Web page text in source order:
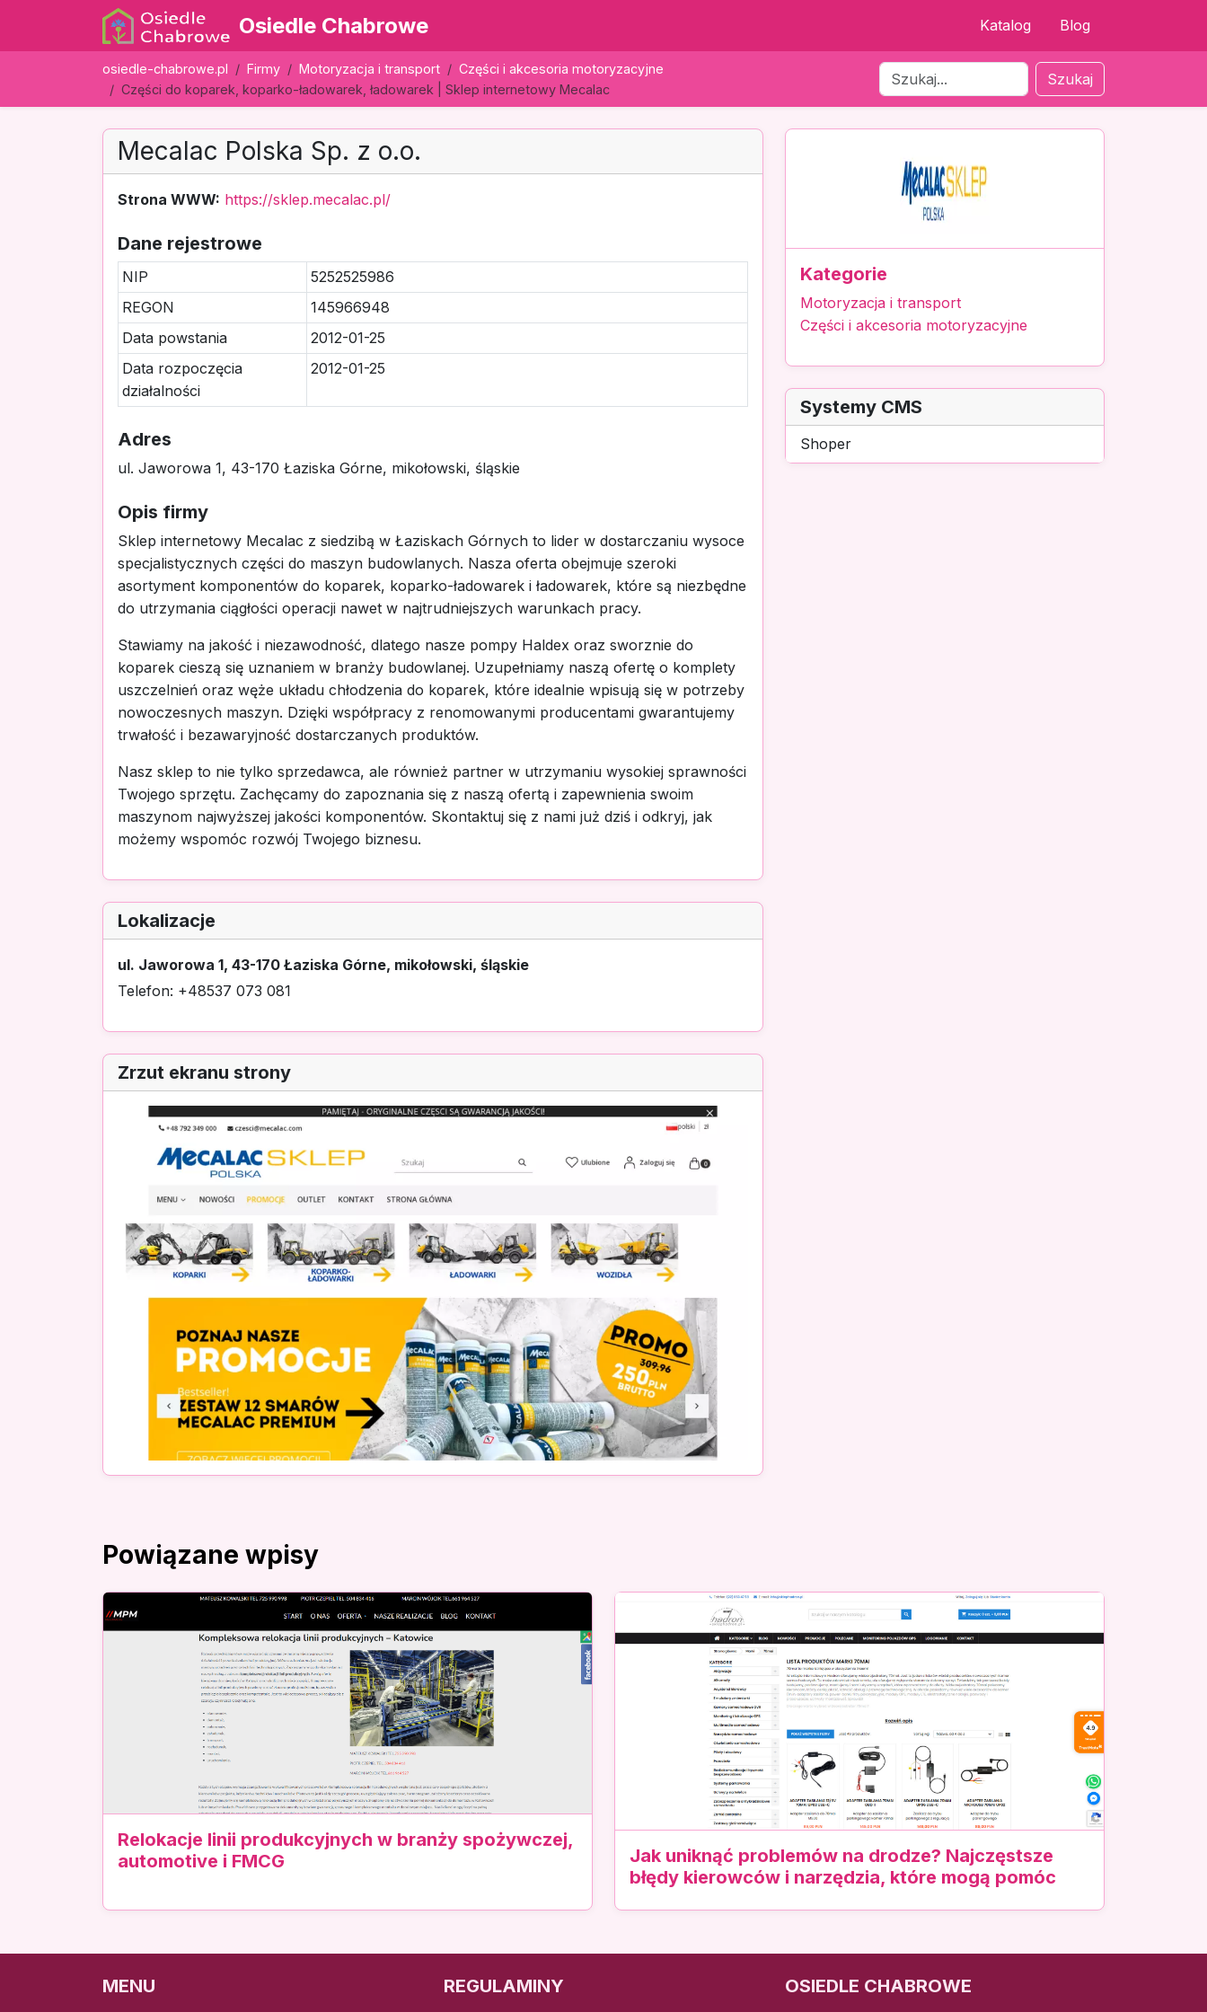
Osiedle Chabrowe Katalog Blog
osiedle-chabrowe.pl Firmy Motoryzacja i transport
Części i akcesoria motoryzacyjne
Części do koparek, koparko-ładowarek, ładowarek | Sklep internetowy Mecalac
Szukaj
Mecalac Polska Sp. z o.o.
Strona WWW: https://sklep.mecalac.pl/
Dane rejestrowe
NIP
5252525986
REGON
145966948
Data powstania
2012-01-25
Data rozpoczęcia
działalności
2012-01-25
Adres
ul. Jaworowa 1, 43-170 Łaziska Górne, mikołowski, śląskie
Opis firmy
Sklep internetowy Mecalac z siedzibą w Łaziskach Górnych to lider w dostarczaniu wysoce
specjalistycznych części do maszyn budowlanych. Nasza oferta obejmuje szeroki
asortyment komponentów do koparek, koparko-ładowarek i ładowarek, które są niezbędne
do utrzymania ciągłości operacji nawet w najtrudniejszych warunkach pracy.
Stawiamy na jakość i niezawodność, dlatego nasze pompy Haldex oraz sworznie do
koparek cieszą się uznaniem w branży budowlanej. Uzupełniamy naszą ofertę o komplety
uszczelnień oraz węże układu chłodzenia do koparek, które idealnie wpisują się w potrzeby
nowoczesnych maszyn. Dzięki współpracy z renomowanymi producentami gwarantujemy
trwałość i bezawaryjność dostarczanych produktów.
Nasz sklep to nie tylko sprzedawca, ale również partner w utrzymaniu wysokiej sprawności
Twojego sprzętu. Zachęcamy do zapoznania się z naszą ofertą i zapewnienia swoim
maszynom najwyższej jakości komponentów. Skontaktuj się z nami już dziś i odkryj, jak
możemy wspomóc rozwój Twojego biznesu.
Lokalizacje
ul. Jaworowa 1, 43-170 Łaziska Górne, mikołowski, śląskie
Telefon: +48537 073 081
Zrzut ekranu strony
Kategorie
Motoryzacja i transport
Części i akcesoria motoryzacyjne
Systemy CMS
Shoper
Powiązane wpisy
Relokacje linii produkcyjnych w branży spożywczej,
automotive i FMCG
Jak uniknąć problemów na drodze? Najczęstsze
błędy kierowców i narzędzia, które mogą pomóc
MENU REGULAMINY OSIEDLE CHABROWE